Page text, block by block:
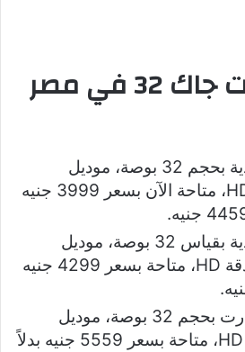
اسعار شاشات جاك 32 في مصر
جاك العادية بحجم 32 بوصة، موديل
3JB310، بدقة HD، متاحة الآن بسعر 3999 جنيه
شاشة جاك العادية بقياس 32 بوصة، موديل
32JC3110F، بدقة HD، متاحة بسعر 4299 جنيه
شاشة جاك سمارت بحجم 32 بوصة، موديل
32JB611، بدقة HD، متاحة بسعر 5559 جنيه بدلاً